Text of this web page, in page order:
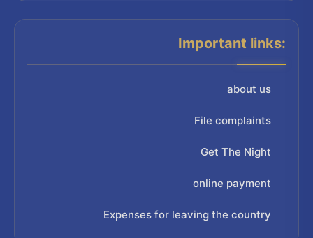
Important links:
about us
File complaints
Get The Night
online payment
Expenses for leaving the country